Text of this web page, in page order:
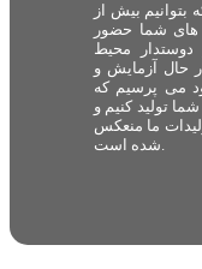
بیش از
های شما حضور
دوستدار محیط
حال آزمایش و
می پرسیم که
تولید کنیم و
ما منعکس
شده است.